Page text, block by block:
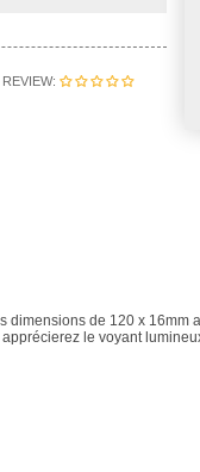
REVIEW:
de 120 x 16mm
le voyant